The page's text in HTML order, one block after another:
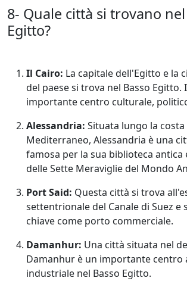
8- Quale città si trovano nel
Egitto?
Il Cairo: La capitale dell'Egitto e la
del paese si trova nel Basso Egitto.
importante centro culturale,
Alessandria: Situata lungo la
Mediterraneo, Alessandria è una
famosa per la sua biblioteca antica
delle Sette Meraviglie del Mondo
Port Said: Questa città si trova
settentrionale del Canale di Suez e
chiave come porto commerciale.
Damanhur: Una città situata nel
Damanhur è un importante centro
industriale nel Basso Egitto.